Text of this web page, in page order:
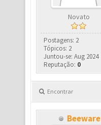
Novato
Postagens: 2
Tópicos: 2
Juntou-se: Aug 2024
Reputação: 0
Encontrar
Beeware